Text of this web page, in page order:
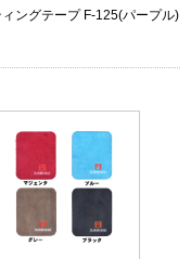
ングテープ F-125(パープル)